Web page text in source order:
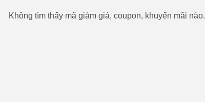
Không tìm thấy mã giảm giá, coupon, khuyến mãi nào.